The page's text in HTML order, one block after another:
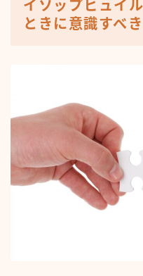
イソップヒュイ
ときに意識すべ